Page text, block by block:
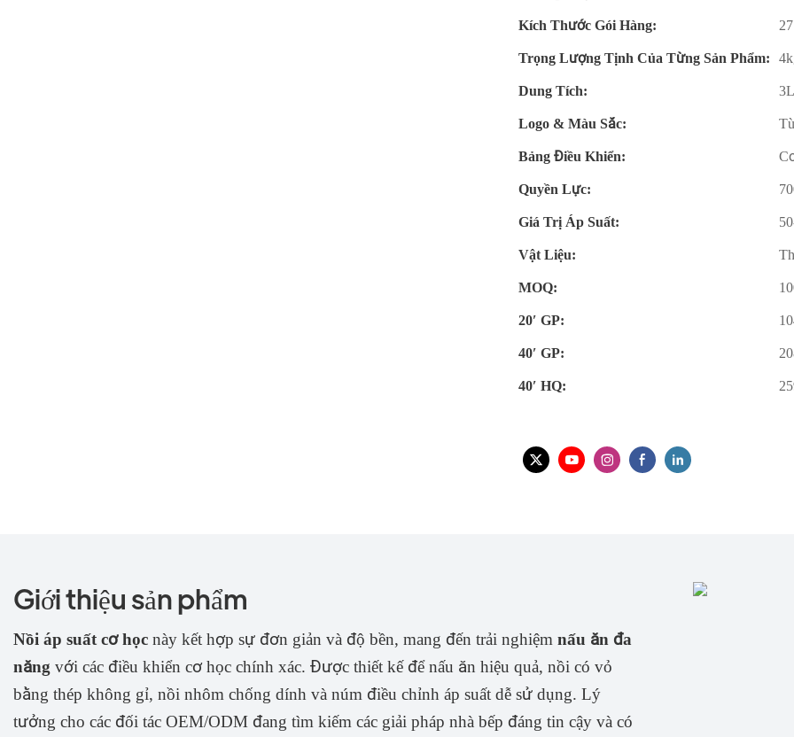
Kích Thước Gói Hàng:
Trọng Lượng Tịnh Của Từng Sản Phẩm:
Dung Tích:
Logo & Màu Sắc:
Bảng Điều Khiển:
Quyền Lực:
Giá Trị Áp Suất:
Vật Liệu:
MOQ:
20′ GP:
40′ GP:
40′ HQ:
Giới thiệu sản phẩm
Nồi áp suất cơ học này kết hợp sự đơn giản và độ bền, mang đến trải nghiệm nấu ăn đa
năng với các điều khiển cơ học chính xác. Được thiết kế để nấu ăn hiệu quả, nồi có vỏ
bằng thép không gỉ, nồi nhôm chống dính và núm điều chỉnh áp suất dễ sử dụng. Lý
tưởng cho các đối tác OEM/ODM đang tìm kiếm các giải pháp nhà bếp đáng tin cậy và có